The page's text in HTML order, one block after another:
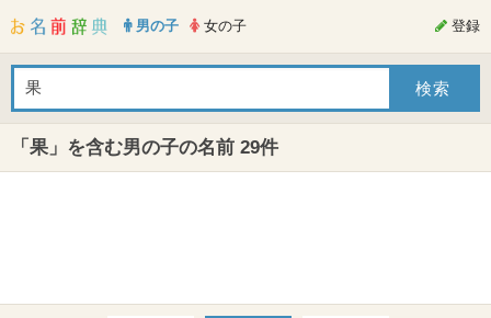
男の子 女の子 登録
「果」を含む男の子の名前 29件